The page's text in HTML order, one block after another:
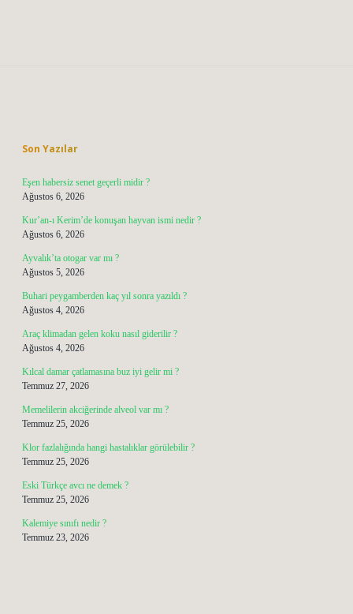
Son Yazılar
Eşen habersiz senet geçerli midir ?
Ağustos 6, 2026
Kur’an-ı Kerim’de konuşan hayvan ismi nedir ?
Ağustos 6, 2026
Ayvalık’ta otogar var mı ?
Ağustos 5, 2026
Buhari peygamberden kaç yıl sonra yazıldı ?
Ağustos 4, 2026
Araç klimadan gelen koku nasıl giderilir ?
Ağustos 4, 2026
Kılcal damar çatlamasına buz iyi gelir mi ?
Temmuz 27, 2026
Memelilerin akciğerinde alveol var mı ?
Temmuz 25, 2026
Klor fazlalığında hangi hastalıklar görülebilir ?
Temmuz 25, 2026
Eski Türkçe avcı ne demek ?
Temmuz 25, 2026
Kalemiye sınıfı nedir ?
Temmuz 23, 2026